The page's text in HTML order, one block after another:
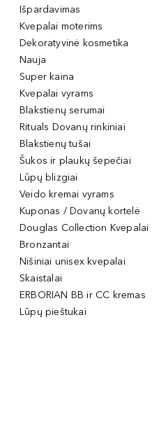
Išpardavimas
Kvepalai moterims
Dekoratyvinė kosmetika
Nauja
Super kaina
Kvepalai vyrams
Blakstienų serumai
Rituals Dovanų rinkiniai
Blakstienų tušai
Šukos ir plaukų šepečiai
Lūpų blizgiai
Veido kremai vyrams
Kuponas / Dovanų kortelė
Douglas Collection Kvepalai
Bronzantai
Nišiniai unisex kvepalai
Skaistalai
ERBORIAN BB ir CC kremas
Lūpų pieštukai